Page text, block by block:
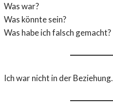
Was war?
Was könnte sein?
Was habe ich falsch gemacht?
Ich war nicht in der Beziehung.